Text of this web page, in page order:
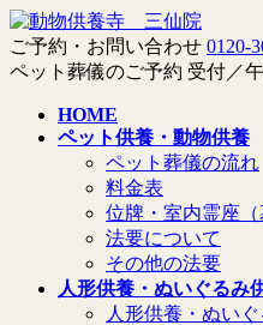
コ
ン
テ
ナ
ビ
ゲ
ご予約・お問い合わせ 0120-
ペット葬儀のご予約 受付／
HOME
ペット供養・動物供養
ペット葬儀の流れ
料金表
位牌・室内霊座
法要について
その他の法要
人形供養・ぬいぐるみ
人形供養・ぬい